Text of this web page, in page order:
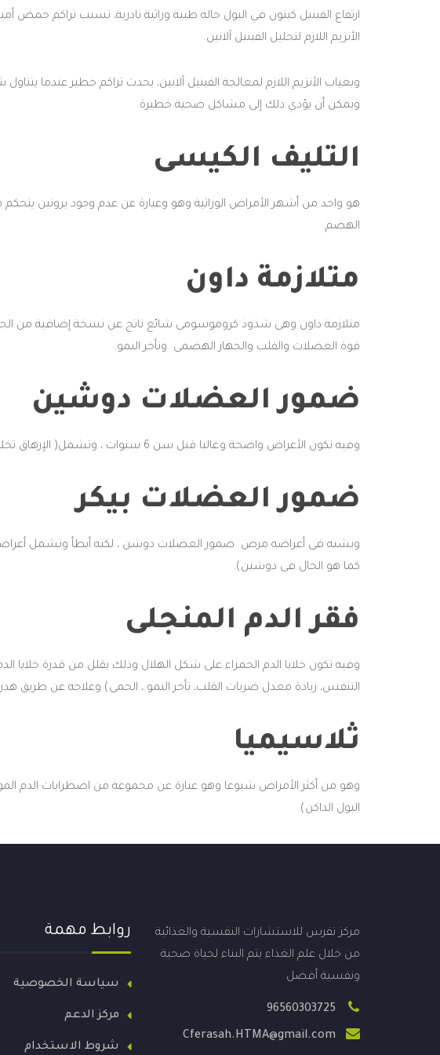
ارتفاع الفينيل كيتون في البول حالة طبية وراثية نادرية، تسبب تراكم
الأنزيم اللازم لتحليل الفينيل آلانين.
وبغياب الأنزيم اللازم لمعالجة الفينيل آلانين، يحدث تراكم خطير عندما
ويمكن أن يؤدي ذلك إلى مشاكل صحية خطيرة.
التليف الكيسى
هو واحد من أشهر الأمراض الوراثية وهو وعبارة عن عدم وجود بروتين
الهضم.
متلازمة داون
قوة العضلات والقلب والجهاز الهضمى وتأخر النمو.
ضمور العضلات دوشين
وفيه تكون الأعراض واضحة وغالبا قبل سن 6 سنوات ، وتشمل( الإرهاق تخلف عقلى، ضعف فى العضلات، مشاكل بالقلب، مشاكل فى الجهاز التنفسى، تشوهات فى الصدر والظهر).
ضمور العضلات بيكر
ويشبه فى أعراضه مرض ضمور العضلات دوشن ، لكنه أبطأ وتشمل
كما هو الحال فى دوشين).
فقر الدم المنجلى
وفيه تكون خلايا الدم الحمراء على شكل الهلال وذلك يقلل من قدرة خلايا
التنفس، زيادة معدل ضربات القلب، تأخر النمو ، الحمى) وعلاجه عن طريق
ثلاسيميا
وهو من أكثر الأمراض شيوعا وهو عبارة عن مجموعة من اضطرابات الدم
البول الداكن).
مركز تفرس للاستشارات النفسية والغذائية
من خلال علم الغذاء يتم البناء لحياة صحية
ونفسية أفضل
96560303725
Cferasah.HTMA@gmail.com
روابط مهمة
سياسة الخصوصية
مركز الدعم
شروط الاستخدام